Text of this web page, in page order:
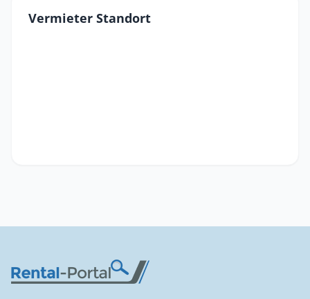
Vermieter Standort